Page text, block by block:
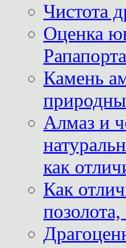
Чистота
Оценка
Камень
Алмаз и
как
Как